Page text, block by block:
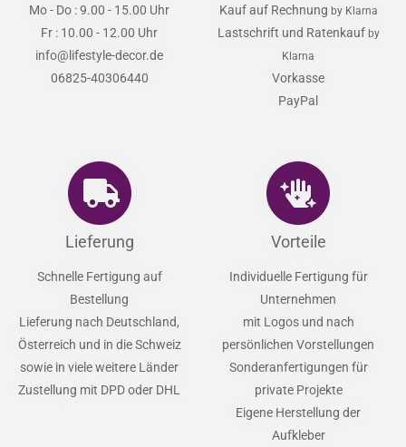
Mo - Do : 9.00 - 15.00 Uhr
Fr : 10.00 - 12.00 Uhr
info@lifestyle-decor.de
06825-40306440
Kauf auf Rechnung by Klarna
Lastschrift und Ratenkauf by
Klarna
Vorkasse
PayPal
Lieferung
Schnelle Fertigung auf
Bestellung
Lieferung nach Deutschland,
Österreich und in die Schweiz
sowie in viele weitere Länder
Zustellung mit DPD oder DHL
Vorteile
Individuelle Fertigung für
Unternehmen
mit Logos und nach
persönlichen Vorstellungen
Sonderanfertigungen für
private Projekte
Eigene Herstellung der
Aufkleber